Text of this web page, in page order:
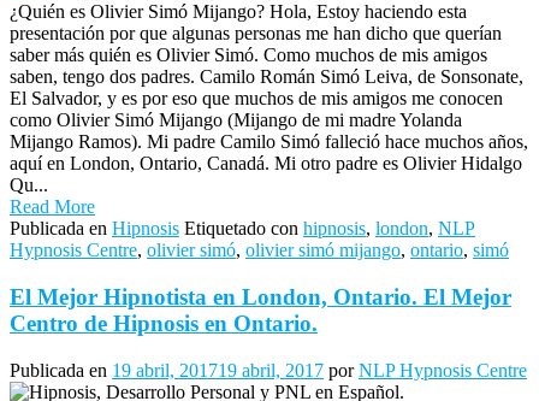
¿Quién es Olivier Simó Mijango? Hola, Estoy haciendo esta
presentación por que algunas personas me han dicho que querían
saber más quién es Olivier Simó. Como muchos de mis amigos
saben, tengo dos padres. Camilo Román Simó Leiva, de Sonsonate,
El Salvador, y es por eso que muchos de mis amigos me conocen
como Olivier Simó Mijango (Mijango de mi madre Yolanda
Mijango Ramos). Mi padre Camilo Simó falleció hace muchos años,
aquí en London, Ontario, Canadá. Mi otro padre es Olivier Hidalgo
Qu...
Read More
Publicada en Hipnosis Etiquetado con hipnosis, london, NLP
Hypnosis Centre, olivier simó, olivier simó mijango, ontario, simó
El Mejor Hipnotista en London, Ontario. El Mejor
Centro de Hipnosis en Ontario.
Publicada en 19 abril, 201719 abril, 2017 porNLP Hypnosis Centre